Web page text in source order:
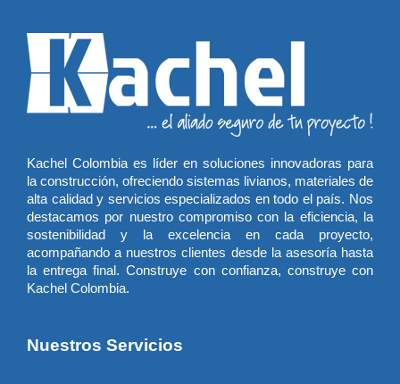
Kachel Colombia es líder en soluciones innovadoras para
la construcción, ofreciendo sistemas livianos, materiales de
alta calidad y servicios especializados en todo el país. Nos
destacamos por nuestro compromiso con la eficiencia, la
sostenibilidad y la excelencia en cada proyecto,
acompañando a nuestros clientes desde la asesoría hasta
la entrega final. Construye con confianza, construye con
Kachel Colombia.
Nuestros Servicios